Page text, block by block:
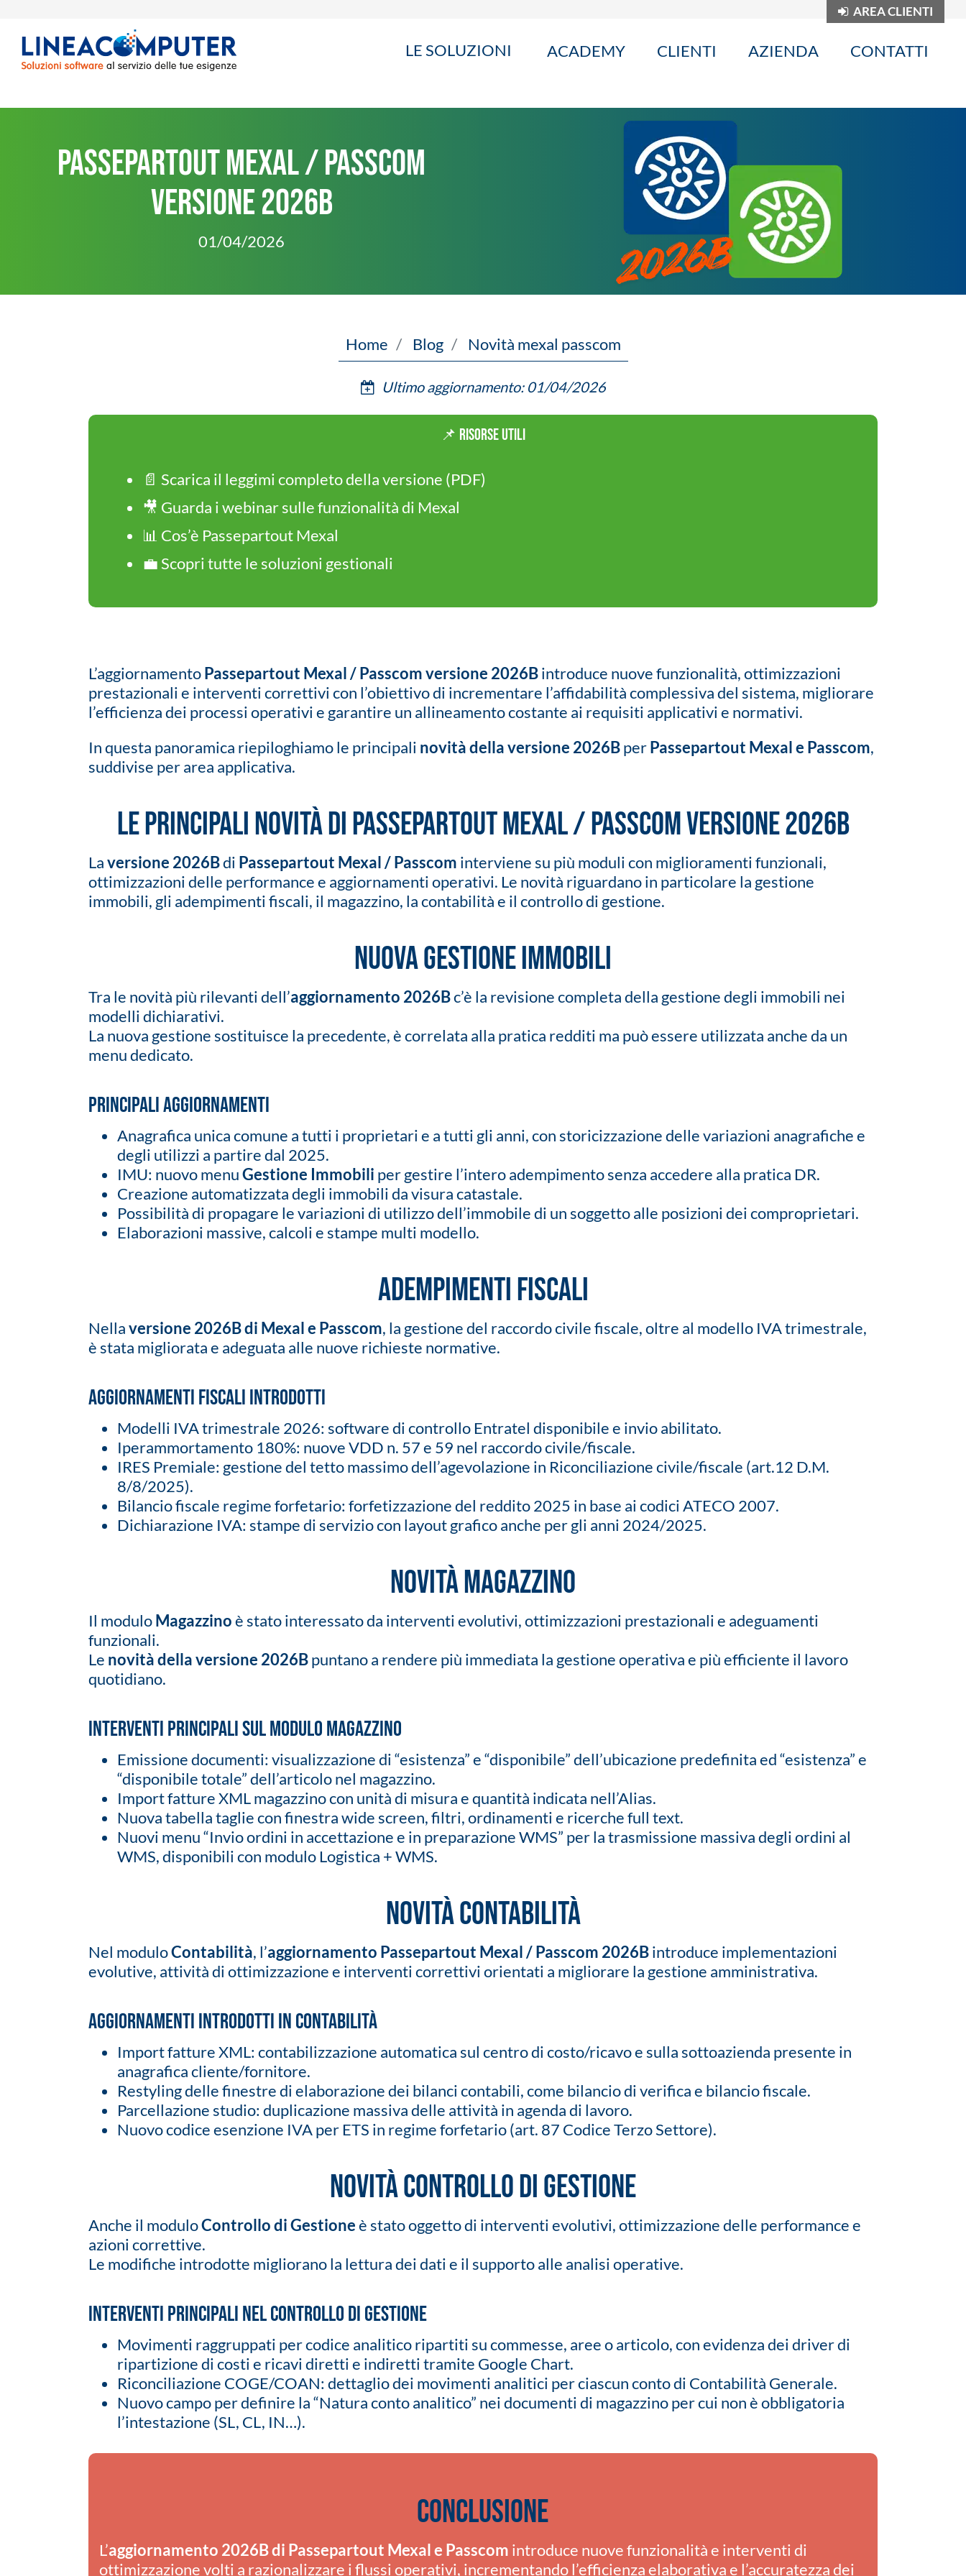
AREA CLIENTI
LE SOLUZIONI ACADEMY CLIENTI AZIENDA CONTATTI
Passepartout Mexal / Passcom
versione 2026B
01/04/2026
Home Blog Novità mexal passcom
Ultimo aggiornamento: 01/04/2026
📌 Risorse utili
📄 Scarica il leggimi completo della versione (PDF)
🎥 Guarda i webinar sulle funzionalità di Mexal
📊 Cos’è Passepartout Mexal
💼 Scopri tutte le soluzioni gestionali
L’aggiornamentoPassepartout Mexal / Passcom versione 2026Bintroduce nuove funzionalità, ottimizzazioni
prestazionali e interventi correttivi con l’obiettivo di incrementare l’affidabilità complessiva del sistema, migliorare
l’efficienza dei processi operativi e garantire un allineamento costante ai requisiti applicativi e normativi.
In questa panoramica riepiloghiamo le principali novità della versione 2026BperPassepartout Mexal e Passcom,
suddivise per area applicativa.
Le principali novità di Passepartout Mexal / Passcom versione 2026B
Laversione 2026Bdi Passepartout Mexal / Passcom interviene su più moduli con miglioramenti funzionali,
ottimizzazioni delle performance e aggiornamenti operativi. Le novità riguardano in particolare la gestione
immobili, gli adempimenti fiscali, il magazzino, la contabilità e il controllo di gestione.
Nuova gestione immobili
Tra le novità più rilevanti dell’aggiornamento 2026Bc’è la revisione completa della gestione degli immobili nei
modelli dichiarativi.
La nuova gestione sostituisce la precedente, è correlata alla pratica redditi ma può essere utilizzata anche da un
menu dedicato.
Principali aggiornamenti
Anagrafica unica comune a tutti i proprietari e a tutti gli anni, con storicizzazione delle variazioni anagrafiche e
degli utilizzi a partire dal 2025.
IMU: nuovo menuGestione Immobili per gestire l’intero adempimento senza accedere alla pratica DR.
Creazione automatizzata degli immobili da visura catastale.
Possibilità di propagare le variazioni di utilizzo dell’immobile di un soggetto alle posizioni dei comproprietari.
Elaborazioni massive, calcoli e stampe multi modello.
Adempimenti fiscali
Nellaversione 2026B di Mexal e Passcom, la gestione del raccordo civile fiscale, oltre al modello IVA trimestrale,
è stata migliorata e adeguata alle nuove richieste normative.
Aggiornamenti fiscali introdotti
Modelli IVA trimestrale 2026: software di controllo Entratel disponibile e invio abilitato.
Iperammortamento 180%: nuove VDD n. 57 e 59 nel raccordo civile/fiscale.
IRES Premiale: gestione del tetto massimo dell’agevolazione in Riconciliazione civile/fiscale (art.12 D.M.
8/8/2025).
Bilancio fiscale regime forfetario: forfetizzazione del reddito 2025 in base ai codici ATECO 2007.
Dichiarazione IVA: stampe di servizio con layout grafico anche per gli anni 2024/2025.
Novità magazzino
Il moduloMagazzinoè stato interessato da interventi evolutivi, ottimizzazioni prestazionali e adeguamenti
funzionali.
Le novità della versione 2026Bpuntano a rendere più immediata la gestione operativa e più efficiente il lavoro
quotidiano.
Interventi principali sul modulo magazzino
Emissione documenti: visualizzazione di “esistenza” e “disponibile” dell’ubicazione predefinita ed “esistenza” e
“disponibile totale” dell’articolo nel magazzino.
Import fatture XML magazzino con unità di misura e quantità indicata nell’Alias.
Nuova tabella taglie con finestra wide screen, filtri, ordinamenti e ricerche full text.
Nuovi menu “Invio ordini in accettazione e in preparazione WMS” per la trasmissione massiva degli ordini al
WMS, disponibili con modulo Logistica + WMS.
Novità contabilità
Nel moduloContabilità, l’aggiornamento Passepartout Mexal / Passcom 2026Bintroduce implementazioni
evolutive, attività di ottimizzazione e interventi correttivi orientati a migliorare la gestione amministrativa.
Aggiornamenti introdotti in contabilità
Import fatture XML: contabilizzazione automatica sul centro di costo/ricavo e sulla sottoazienda presente in
anagrafica cliente/fornitore.
Restyling delle finestre di elaborazione dei bilanci contabili, come bilancio di verifica e bilancio fiscale.
Parcellazione studio: duplicazione massiva delle attività in agenda di lavoro.
Nuovo codice esenzione IVA per ETS in regime forfetario (art. 87 Codice Terzo Settore).
Novità controllo di gestione
Anche il moduloControllo di Gestioneè stato oggetto di interventi evolutivi, ottimizzazione delle performance e
azioni correttive.
Le modifiche introdotte migliorano la lettura dei dati e il supporto alle analisi operative.
Interventi principali nel controllo di gestione
Movimenti raggruppati per codice analitico ripartiti su commesse, aree o articolo, con evidenza dei driver di
ripartizione di costi e ricavi diretti e indiretti tramite Google Chart.
Riconciliazione COGE/COAN: dettaglio dei movimenti analitici per ciascun conto di Contabilità Generale.
Nuovo campo per definire la “Natura conto analitico” nei documenti di magazzino per cui non è obbligatoria
l’intestazione (SL, CL, IN…).
Conclusione
L’aggiornamento 2026B di Passepartout Mexal e Passcom introduce nuove funzionalità e interventi di
ottimizzazione volti a razionalizzare i flussi operativi, incrementando l’efficienza elaborativa e l’accuratezza dei